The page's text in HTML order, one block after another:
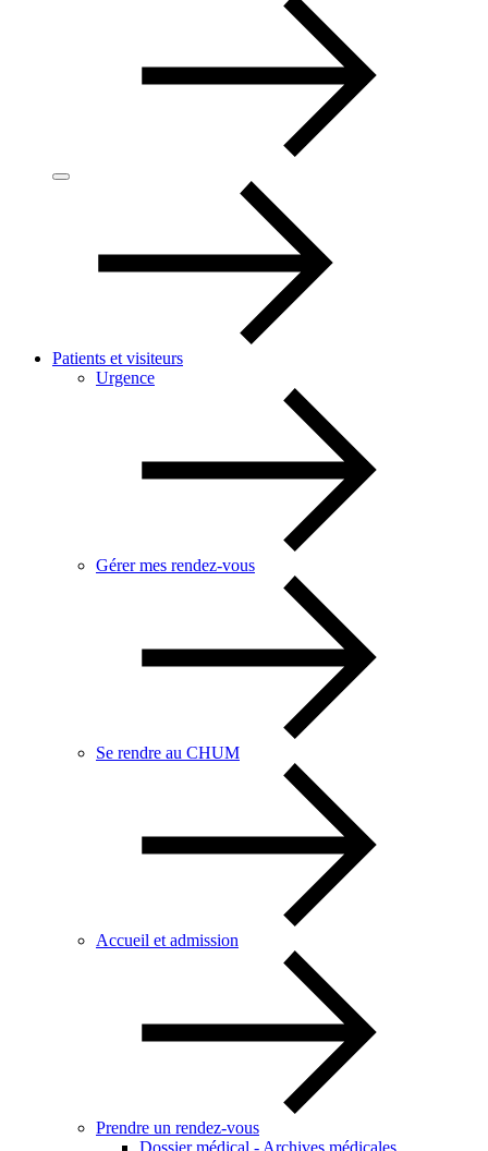
Patients et visiteurs
Urgence
Gérer mes rendez-vous
Se rendre au CHUM
Accueil et admission
Prendre un rendez-vous